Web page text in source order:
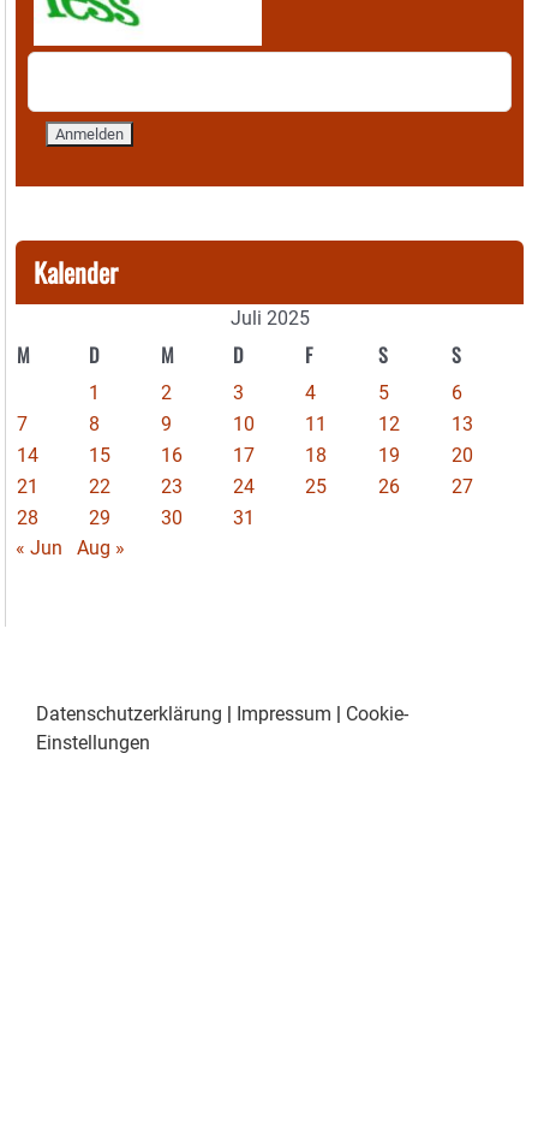
Kalender
Juli 2025
M D M D F S S
1 2 3 4 5
6
7
8 9 10 11 12
13
14
15 16 17 18 19
20
21
22 23 24 25 26
27
28
29 30
31
« Jun
Aug »
Datenschutzerklärung | Impressum | Cookie-
Einstellungen